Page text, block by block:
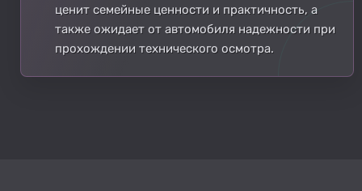
ценит семейные ценности и практичность, а
также ожидает от автомобиля надежности при
прохождении технического осмотра.